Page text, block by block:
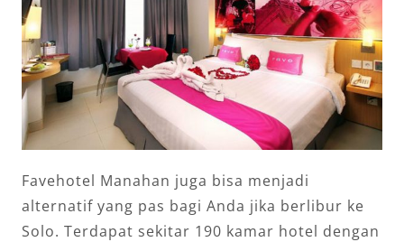
Favehotel Manahan juga bisa menjadi
alternatif yang pas bagi Anda jika berlibur ke
Solo. Terdapat sekitar 190 kamar hotel dengan